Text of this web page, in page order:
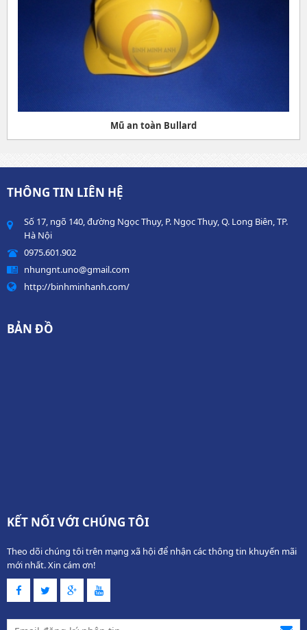
Mũ an toàn Bullard
THÔNG TIN LIÊN HỆ
Số 17, ngõ 140, đường Ngọc Thụy, P. Ngọc Thụy, Q. Long Biên, TP.
Hà Nội
0975.601.902
nhungnt.uno@gmail.com
http://binhminhanh.com/
BẢN ĐỒ
KẾT NỐI VỚI CHÚNG TÔI
Theo dõi chúng tôi trên mạng xã hội để nhận các thông tin khuyến mãi
mới nhất. Xin cám ơn!